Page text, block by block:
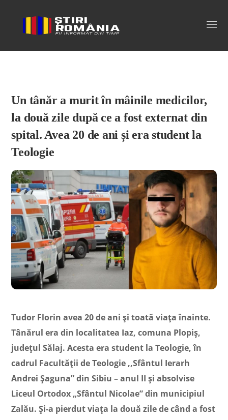
Stiri Romania
Un tânăr a murit în mâinile medicilor,
la două zile după ce a fost externat din
spital. Avea 20 de ani și era student la
Teologie
Tudor Florin avea 20 de ani și toată viața înainte.
Tânărul era din localitatea Iaz, comuna Plopiş,
județul Sălaj. Acesta era student la Teologie, în
cadrul Facultăţii de Teologie ,,Sfântul Ierarh
Andrei Șaguna” din Sibiu – anul II și absolvise
Liceul Ortodox „Sfântul Nicolae” din municipiul
Zalău. Și-a pierdut viața la două zile de când a fost